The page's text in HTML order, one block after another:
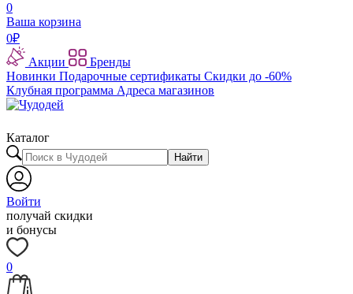
0
Ваша корзина
0₽
Акции
Бренды
Новинки Подарочные сертификаты Скидки до -60%
Клубная программа Адреса магазинов
Каталог
Найти
Войти
получай скидки
и бонусы
0